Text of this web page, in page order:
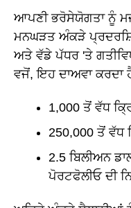
ਆਪਣੀ ਭਰੋਸੇਯੋਗਤਾ ਨੂੰ
ਮਨਘੜਤ ਅੰਕੜੇ
ਅਤੇ ਵੱਡੇ ਪੱਧਰ 'ਤੇ
ਵਜੋਂ, ਇਹ ਦਾਅਵਾ ਕਰਦਾ
1,000 ਤੋਂ ਵੱਧ
250,000 ਤੋਂ ਵੱਧ
2.5 ਬਿਲੀਅਨ
ਪੋਰਟਫੋਲੀਓ ਦੀ